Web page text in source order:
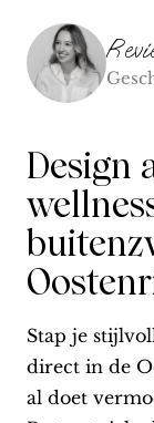
Design
Stap je
direct in de
al doet